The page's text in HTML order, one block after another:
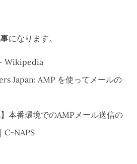
になります。
Wikipedia
Japan: AMP を使ってメールの
本番環境でのAMPメール送信の
C-NAPS